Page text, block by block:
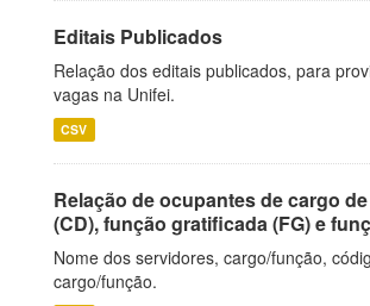
Editais Publicados
Relação dos editais publicados, para
vagas na Unifei.
CSV
Relação de ocupantes de cargo
(CD), função gratificada (FG) e
Nome dos servidores, cargo/função,
cargo/função.